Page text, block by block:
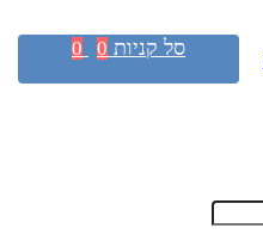
סל קניות 0
0